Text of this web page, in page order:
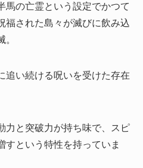
馬の亡霊という設定でかつて
福された島々が滅びに飲み込
追い続ける呪いを受けた存在
力と突破力が持ち味で、スピ
すという特性を持っていま